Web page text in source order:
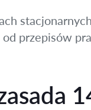
przepisów